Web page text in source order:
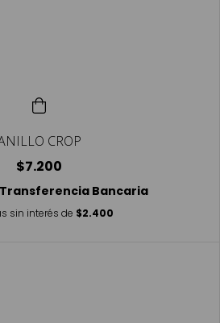
CROP
$7.200
Transferencia Bancaria
sin interés de $2.400